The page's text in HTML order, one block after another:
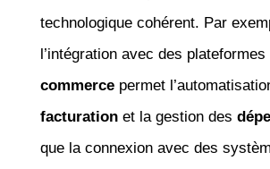
technologique cohérent. Par
l’intégration avec des plateformes
commercepermet
facturationet la gestion des
que la connexion avec des